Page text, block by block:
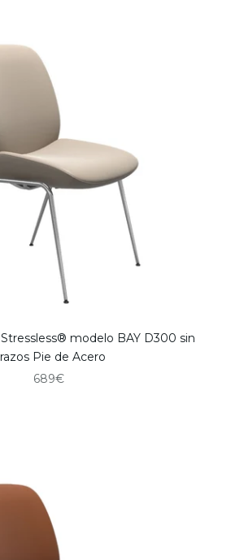
modelo BAY D300 sin
Pie de Acero
Precio de oferta
689€